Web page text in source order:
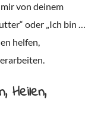
von deinem
oder „Ich bin …
helfen,
Heilen,